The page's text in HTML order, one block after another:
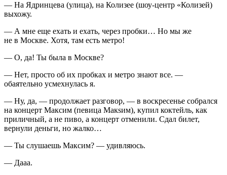
— На Ядринцева (улица), на Колизее (шоу-центр «Колизей)
выхожу.
— А мне еще ехать и ехать, через пробки… Но мы же
не в Москве. Хотя, там есть метро!
— О, да! Ты была в Москве?
— Нет, просто об их пробках и метро знают все. —
обаятельно усмехнулась я.
— Ну, да, — продолжает разговор, — в воскресенье собрался
на концерт Максим (певица Макsим), купил коктейль, как
приличный, а не пиво, а концерт отменили. Сдал билет,
вернули деньги, но жалко…
— Ты слушаешь Макcим? — удивляюсь.
— Дааа.